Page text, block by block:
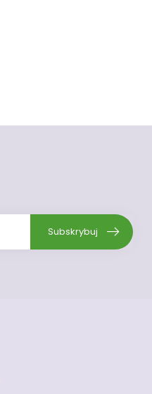
Subskrybuj